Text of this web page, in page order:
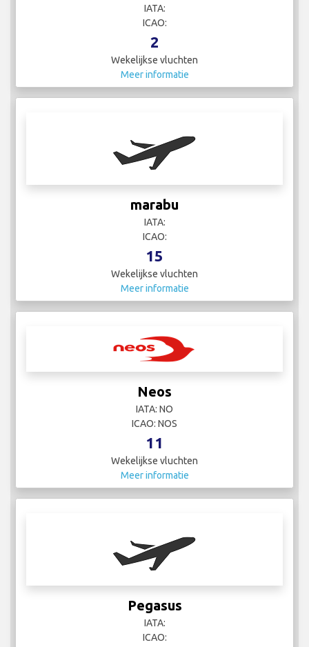
IATA:
ICAO:
2
Wekelijkse vluchten
Meer informatie
marabu
IATA:
ICAO:
15
Wekelijkse vluchten
Meer informatie
Neos
IATA: NO
ICAO: NOS
11
Wekelijkse vluchten
Meer informatie
Pegasus
IATA:
ICAO: